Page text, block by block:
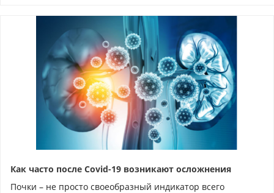
Как часто после Covid-19 возникают осложнения
Почки – не просто своеобразный индикатор всего